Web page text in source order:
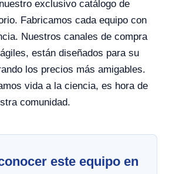
exclusivo catálogo de
Fabricamos cada equipo con
Nuestros canales de compra
están diseñados para su
los precios más amigables.
vida a la ciencia, es hora de
comunidad.
este equipo en